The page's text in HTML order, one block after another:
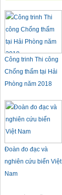
Công trinh Thi công
Chống thấm tại Hải
Phòng năm 2018
Đoàn đo đạc và
nghiên cứu biển Việt
Nam